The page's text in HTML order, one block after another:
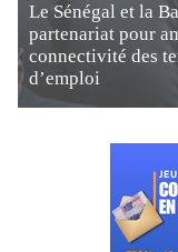
Le Sénégal et la
partenariat pour
connectivité des
d’emploi